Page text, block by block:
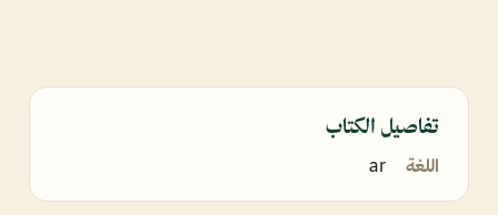
تفاصيل الكتاب
اللغة ar